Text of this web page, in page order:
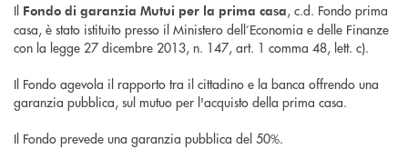
Il Fondo di garanzia Mutui per la prima casa, c.d. Fondo prima
casa, è stato istituito presso il Ministero dell’Economia e delle Finanze
con la legge 27 dicembre 2013, n. 147, art. 1 comma 48, lett. c).
Il Fondo agevola il rapporto tra il cittadino e la banca offrendo una
garanzia pubblica, sul mutuo per l'acquisto della prima casa.
Il Fondo prevede una garanzia pubblica del 50%.